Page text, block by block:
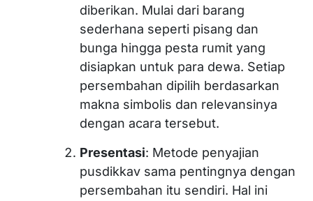
diberikan. Mulai dari barang
sederhana seperti pisang dan
bunga hingga pesta rumit yang
disiapkan untuk para dewa. Setiap
persembahan dipilih berdasarkan
makna simbolis dan relevansinya
dengan acara tersebut.
Presentasi: Metode penyajian
pusdikkav sama pentingnya dengan
persembahan itu sendiri. Hal ini